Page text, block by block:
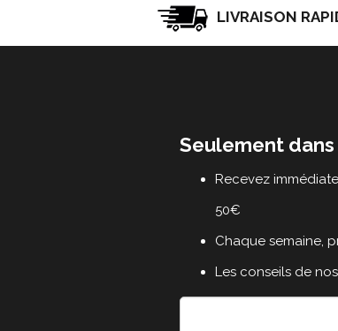
LIVRAISON
Seulement
Recevez
50€
Chaque semaine,
Les conseils de